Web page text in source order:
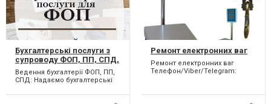
Бухгалтерські послуги з
супроводу ФОП, ПП, СПД,
підприємців. Онлайн.
Ведення бухгалтерії ФОП, ПП,
СПД: Надаємо бухгалтерські
здавання звітів для при...
Ремонт електронних ваг
Ремонт електронних ваг
Телефон/Viber/Telegram: